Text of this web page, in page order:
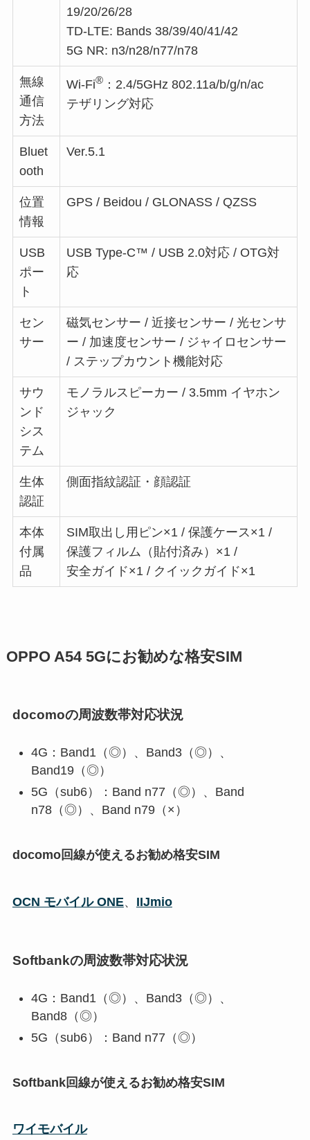
19/20/26/28
TD-LTE: Bands 38/39/40/41/42
5G NR: n3/n28/n77/n78
無線
通信
方法
Wi-Fi®：2.4/5GHz 802.11a/b/g/n/ac
テザリング対応
Bluet
ooth
Ver.5.1
位置
情報
GPS / Beidou / GLONASS / QZSS
USB
ポー
ト
USB Type-C™ / USB 2.0対応 / OTG対
応
セン
サー
磁気センサー / 近接センサー / 光センサ
ー / 加速度センサー / ジャイロセンサー
/ ステップカウント機能対応
サウ
ンド
シス
テム
モノラルスピーカー / 3.5mm イヤホン
ジャック
生体
認証
側面指紋認証・顔認証
本体
付属
品
SIM取出し用ピン×1 / 保護ケース×1 /
保護フィルム（貼付済み）×1 /
安全ガイド×1 / クイックガイド×1
OPPO A54 5Gにお勧めな格安SIM
docomoの周波数帯対応状況
4G：Band1（◎）、Band3（◎）、
Band19（◎）
5G（sub6）：Band n77（◎）、Band
n78（◎）、Band n79（×）
docomo回線が使えるお勧め格安SIM
OCN モバイル ONE、 IIJmio
Softbankの周波数帯対応状況
4G：Band1（◎）、Band3（◎）、
Band8（◎）
5G（sub6）：Band n77（◎）
Softbank回線が使えるお勧め格安SIM
ワイモバイル